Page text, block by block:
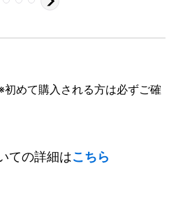
初めて購入される方は必ずご確
ての詳細はこちら